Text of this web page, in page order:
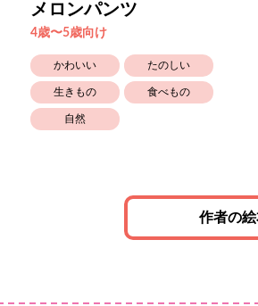
メロンパンツ
4歳〜5歳向け
かわいい たのしい
生きもの 食べもの
自然
作者の